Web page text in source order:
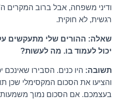
ודיני משפחה, אבל ברוב המקרים
רגשית, לא חוקית.
שאלה: ההורים שלי מתעקשים
יכול לעמוד בו. מה לעשות?
תשובה: היו כנים. הסבירו
והציעו את הסכום המקסימלי שכן
בעצמכם. אם הסכום נמוך